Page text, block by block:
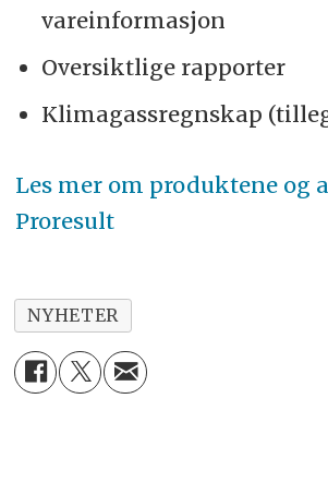
vareinformasjon
Oversiktlige rapporter
Klimagassregnskap
Les mer om produktene og
Proresult
NYHETER